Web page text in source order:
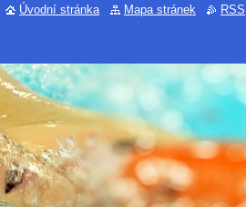
Úvodní stránka Mapa stránek RSS